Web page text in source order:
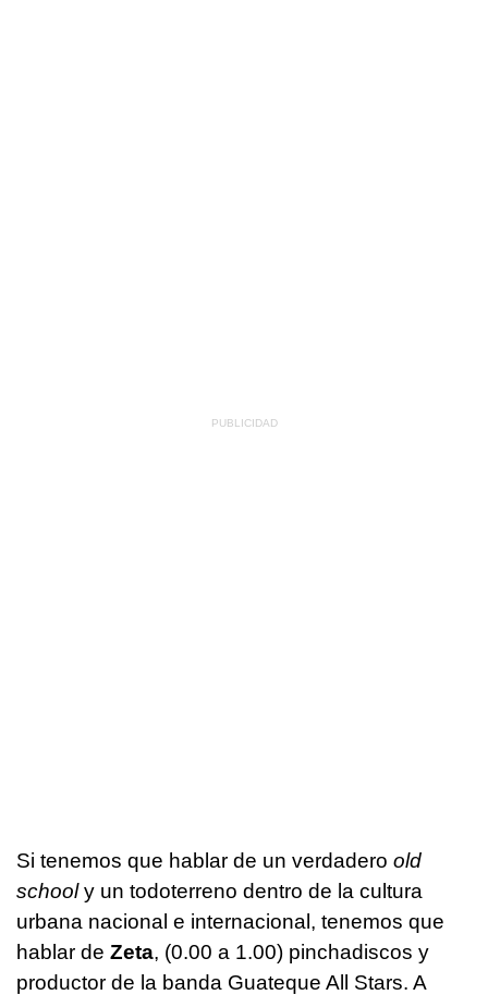
Si tenemos que hablar de un verdadero old
schooly un todoterreno dentro de la cultura
urbana nacional e internacional, tenemos que
hablar de Zeta, (0.00 a 1.00) pinchadiscos y
productor de la banda Guateque All Stars. A